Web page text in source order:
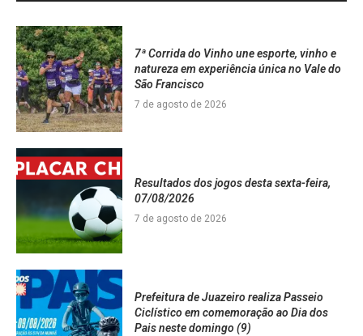
7ª Corrida do Vinho une esporte, vinho e
natureza em experiência única no Vale do
São Francisco
7 de agosto de 2026
Resultados dos jogos desta sexta-feira,
07/08/2026
7 de agosto de 2026
Prefeitura de Juazeiro realiza Passeio
Ciclístico em comemoração ao Dia dos
Pais neste domingo (9)